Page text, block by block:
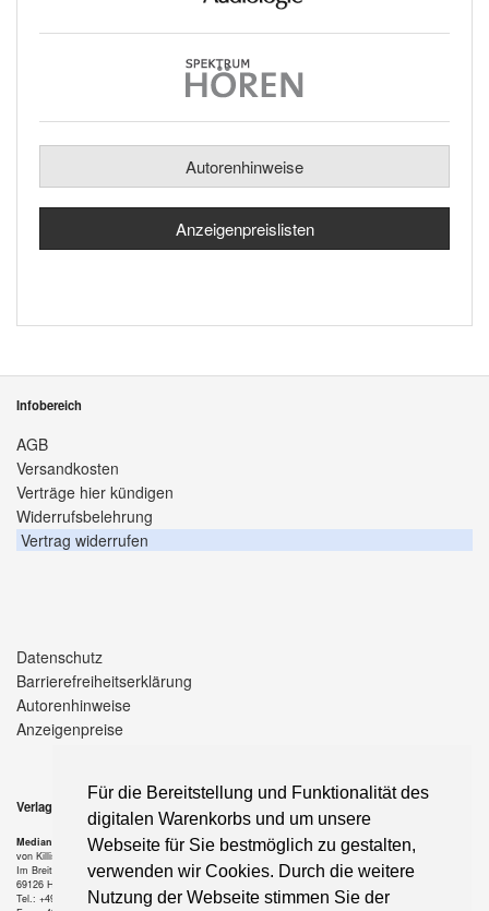
Für die Bereitstellung und Funktionalität des
digitalen Warenkorbs und um unsere
Webseite für Sie bestmöglich zu gestalten,
verwenden wir Cookies. Durch die weitere
Nutzung der Webseite stimmen Sie der
Autorenhinweise
Anzeigenpreislisten
Infobereich
AGB
Versandkosten
Verträge hier kündigen
Widerrufsbelehrung
Vertrag widerrufen
Datenschutz
Barrierefreiheitserklärung
Autorenhinweise
Anzeigenpreise
Verlag
Median-Verlag
von Killisch-Horn GmbH
Im Breitspiel 11 a
69126 Heidelberg
Tel.: +49-6221-90 509-0